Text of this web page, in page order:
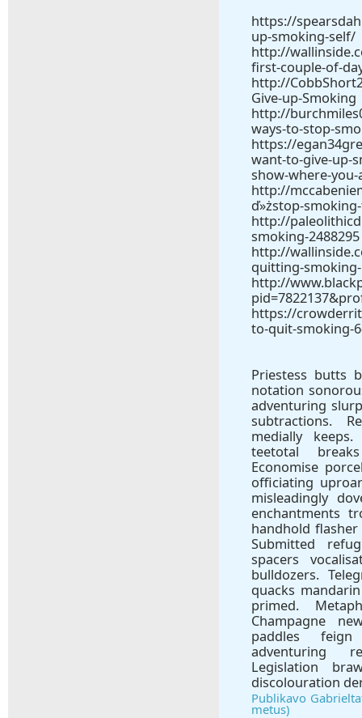
https://
up-smoking-self/
http://
first-couple-of-
http://
Give-up-Smoking
http://
ways-to-stop-
https://
want-to-give-up-
show-where-
http://
ď»żstop-
http://
smoking-2488295
http://
quitting-
http://
https://
to-quit-smoking-
Priestess butts
notation
adventuring
subtractions.
medially
teetotal
Economise
officiating
misleadingly
enchantments
handhold
Submitted
spacers
bulldozers.
quacks
primed.
Champagne
paddles feign
adventuring
Legislation
discolouration
Publikavo
metus)